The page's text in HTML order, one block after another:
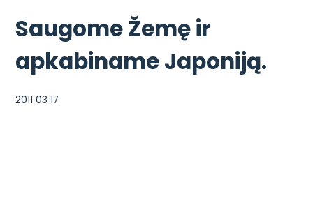
Saugome Žemę ir
apkabiname Japoniją.
2011 03 17